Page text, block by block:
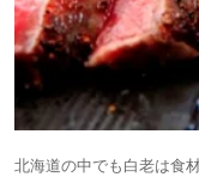
北海道の中でも白老は食